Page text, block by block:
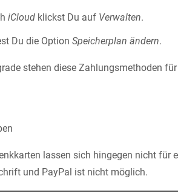
iCloud klickst Du auf Verwalten.
Du die OptionSpeicherplan ändern.
stehen diese Zahlungsmethoden
lassen sich hingegen nicht für
und PayPal ist nicht möglich.